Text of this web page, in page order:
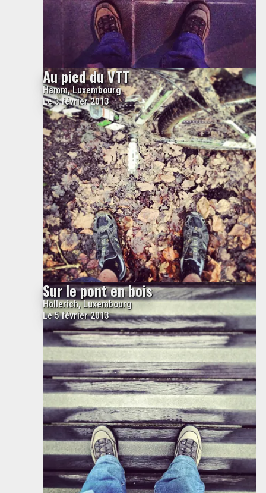
Au pied du VTT
Hamm, Luxembourg
Le 3 février 2013
Sur le pont en bois
Hollerich, Luxembourg
Le 5 février 2013